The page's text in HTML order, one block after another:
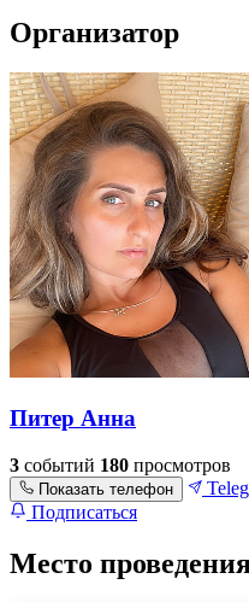
Организатор
Питер Анна
3 событий 180 просмотров
Показать телефон
Подписаться
Место